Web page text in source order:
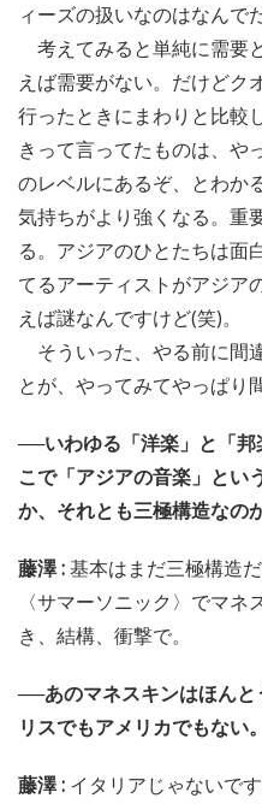
ィーズの扱いなのはなんで
考えてみると単純に需要
えば需要がない。だけどク
行ったときにまわりと比較
きって言ってたものは、や
のレベルにあるぞ、とわか
気持ちがより強くなる。重
る。アジアのひとたちは面
てるアーティストがアジア
えば謎なんですけど(笑)。
そういった、やる前に間
とが、やってみてやっぱり
──いわゆる「洋楽」と「
こで「アジアの音楽」とい
か、それとも三極構造なの
藤澤 :基本はまだ三極構造
〈サマーソニック〉でマ
き、結構、衝撃で。
──あのマネスキンはほん
リスでもアメリカでもない。
藤澤 : イタリアじゃないで